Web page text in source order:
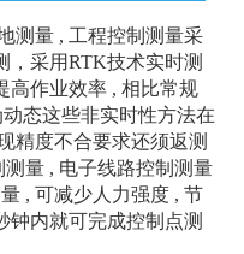
测量 , 工程控制测量采
，采用RTK技术实时测
高作业效率 , 相比常规
态这些非实时性方法在
精度不合要求还须返测
量 , 电子线路控制测量
, 可减少人力强度 , 节
钟内就可完成控制点测